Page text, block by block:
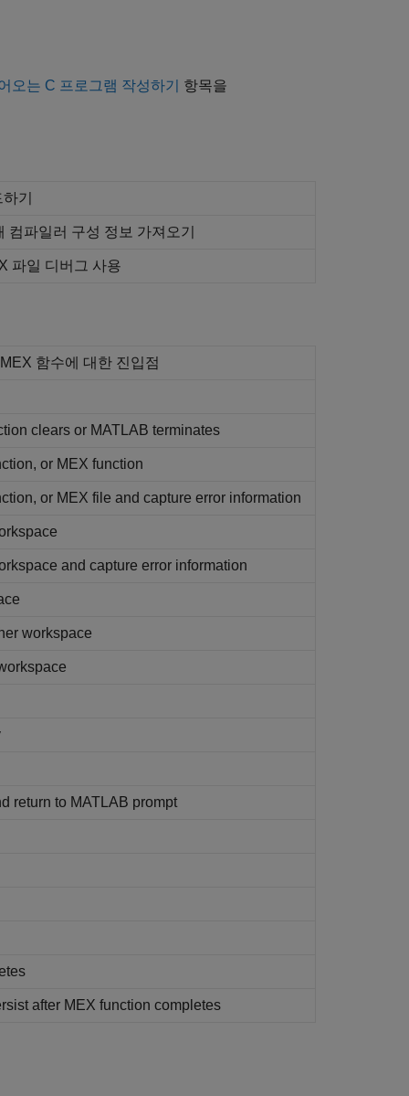
오는 C 프로그램 작성하기
항목을
기
컴파일러 구성 정보 가져오기
파일 디버그 사용
함수에 대한 진입점
clears or MATLAB terminates
or MEX function
or MEX file and capture error information
and capture error information
workspace
return to MATLAB prompt
after MEX function completes